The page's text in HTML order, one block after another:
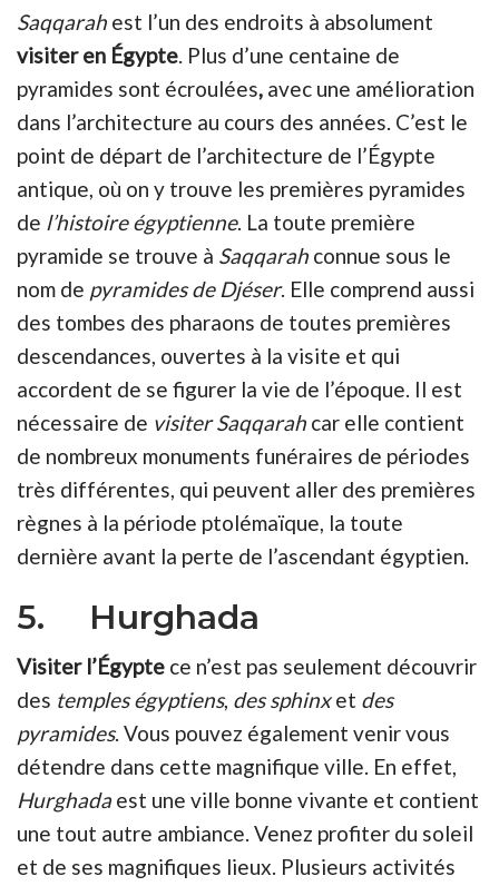
Saqqarah est l’un des endroits à absolument
visiter en Égypte. Plus d’une centaine de
pyramides sont écroulées, avec une amélioration
dans l’architecture au cours des années. C’est le
point de départ de l’architecture de l’Égypte
antique, où on y trouve les premières pyramides
de l’histoire égyptienne. La toute première
pyramide se trouve à Saqqarah connue sous le
nom de pyramides de Djéser. Elle comprend aussi
des tombes des pharaons de toutes premières
descendances, ouvertes à la visite et qui
accordent de se figurer la vie de l’époque. Il est
nécessaire de visiter Saqqarah car elle contient
de nombreux monuments funéraires de périodes
très différentes, qui peuvent aller des premières
règnes à la période ptolémaïque, la toute
dernière avant la perte de l’ascendant égyptien.
5. Hurghada
Visiter l’Égypte ce n’est pas seulement découvrir
des temples égyptiens, des sphinxet des
pyramides. Vous pouvez également venir vous
détendre dans cette magnifique ville. En effet,
Hurghadaest une ville bonne vivante et contient
une tout autre ambiance. Venez profiter du soleil
et de ses magnifiques lieux. Plusieurs activités